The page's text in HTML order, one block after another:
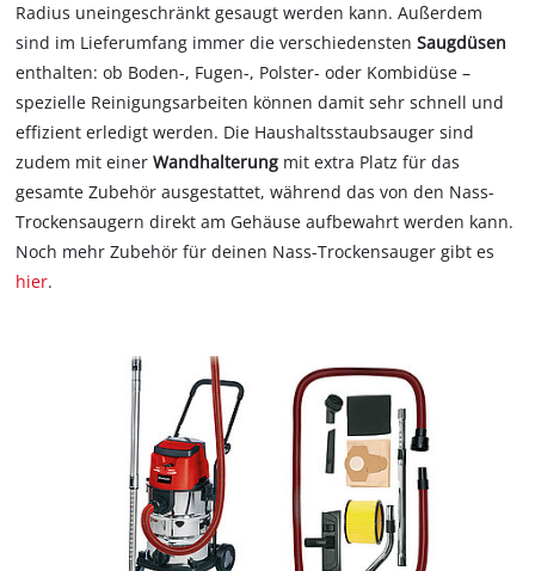
Radius uneingeschränkt gesaugt werden kann. Außerdem
sind im Lieferumfang immer die verschiedenstenSaugdüsen
enthalten: ob Boden-, Fugen-, Polster- oder Kombidüse –
spezielle Reinigungsarbeiten können damit sehr schnell und
effizient erledigt werden. Die Haushaltsstaubsauger sind
zudem mit einerWandhalterung mit extra Platz für das
gesamte Zubehör ausgestattet, während das von den Nass-
Trockensaugern direkt am Gehäuse aufbewahrt werden kann.
Noch mehr Zubehör für deinen Nass-Trockensauger gibt es
hier.